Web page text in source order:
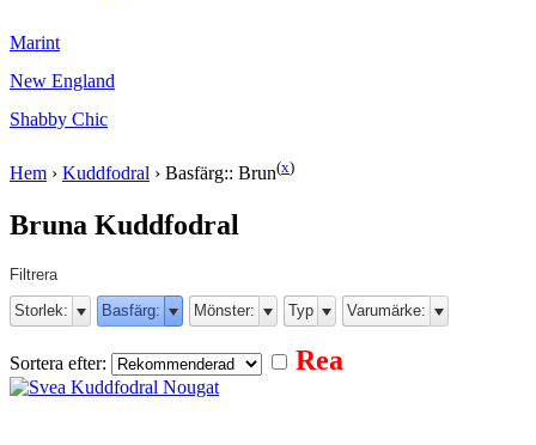
Marint
New England
Shabby Chic
Hem › Kuddfodral › Basfärg:: Brun(x)
Bruna Kuddfodral
Filtrera
Storlek:
Basfärg: Mönster: Typ Varumärke:
Sortera efter: Rea